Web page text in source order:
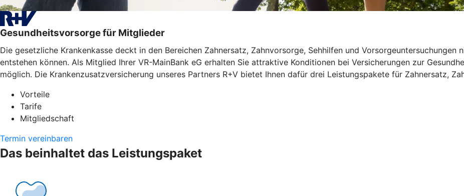
Gesundheitsvorsorge für Mitglieder
Die gesetzliche Krankenkasse deckt in den Bereichen Zahnersatz, Zahnvorsorge, Sehhilfen und
entstehen können. Als Mitglied Ihrer VR-MainBank eG erhalten Sie attraktive Konditionen bei Versicherungen zur
möglich. Die Krankenzusatzversicherung unseres Partners R+V bietet Ihnen dafür drei Leistungspakete für Zahnersatz,
Vorteile
Tarife
Mitgliedschaft
Termin vereinbaren
Das beinhaltet das Leistungspaket